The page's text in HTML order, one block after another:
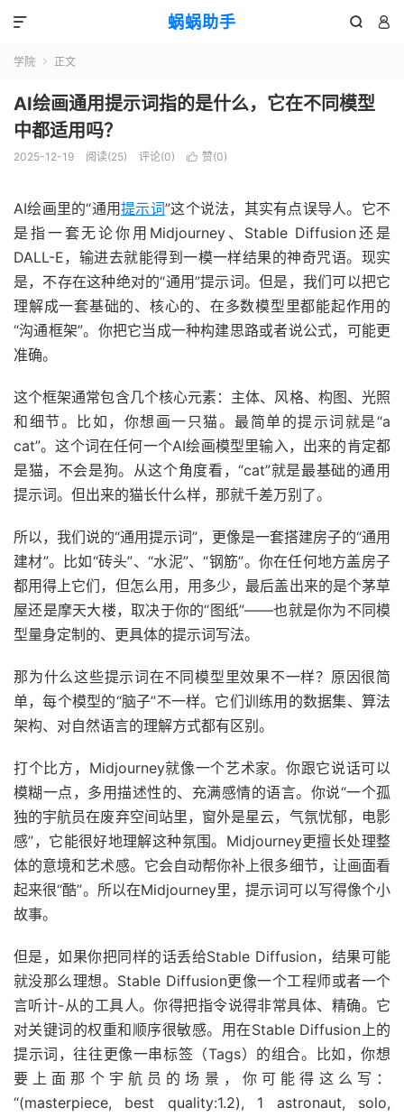
蜗蜗助手  

学院  正文
AI绘画通用提示词指的是什么，它在不同模型
中都适用吗？
2025-12-19 阅读(25) 评论(0)  赞(0)
AI绘画里的“通用提示词”这个说法，其实有点误导人。它不
是指一套无论你用Midjourney、Stable Diffusion还是
DALL-E，输进去就能得到一模一样结果的神奇咒语。现实
是，不存在这种绝对的“通用”提示词。但是，我们可以把它
理解成一套基础的、核心的、在多数模型里都能起作用的
“沟通框架”。你把它当成一种构建思路或者说公式，可能更
准确。
这个框架通常包含几个核心元素：主体、风格、构图、光照
和细节。比如，你想画一只猫。最简单的提示词就是“a
cat”。这个词在任何一个AI绘画模型里输入，出来的肯定都
是猫，不会是狗。从这个角度看，“cat”就是最基础的通用
提示词。但出来的猫长什么样，那就千差万别了。
所以，我们说的“通用提示词”，更像是一套搭建房子的“通用
建材”。比如“砖头”、“水泥”、“钢筋”。你在任何地方盖房子
都用得上它们，但怎么用，用多少，最后盖出来的是个茅草
屋还是摩天大楼，取决于你的“图纸”——也就是你为不同模
型量身定制的、更具体的提示词写法。
那为什么这些提示词在不同模型里效果不一样？原因很简
单，每个模型的“脑子”不一样。它们训练用的数据集、算法
架构、对自然语言的理解方式都有区别。
打个比方，Midjourney就像一个艺术家。你跟它说话可以
模糊一点，多用描述性的、充满感情的语言。你说“一个孤
独的宇航员在废弃空间站里，窗外是星云，气氛忧郁，电影
感”，它能很好地理解这种氛围。Midjourney更擅长处理整
体的意境和艺术感。它会自动帮你补上很多细节，让画面看
起来很“酷”。所以在Midjourney里，提示词可以写得像个小
故事。
但是，如果你把同样的话丢给Stable Diffusion，结果可能
就没那么理想。Stable Diffusion更像一个工程师或者一个
言听计-从的工具人。你得把指令说得非常具体、精确。它
对关键词的权重和顺序很敏感。用在Stable Diffusion上的
提示词，往往更像一串标签（Tags）的组合。比如，你想
要上面那个宇航员的场景，你可能得这么写：
“(masterpiece, best quality:1.2), 1 astronaut, solo,